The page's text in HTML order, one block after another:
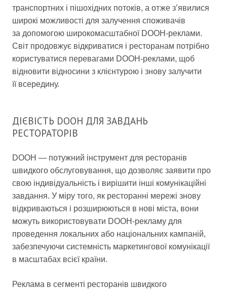
транспортних і пішохідних потоків, а отже з’явилися
широкі можливості для залучення споживачів
за допомогою широкомасштабної DOOH-реклами.
Світ продовжує відкриватися і ресторанам потрібно
користуватися перевагами DOOH-реклами, щоб
відновити відносини з клієнтурою і знову залучити
її всередину.
ДІЄВІСТЬ DOOH ДЛЯ ЗАВДАНЬ
РЕСТОРАТОРІВ
DOOH — потужний інструмент для ресторанів
швидкого обслуговування, що дозволяє заявити про
свою індивідуальність і вирішити інші комунікаційні
завдання. У міру того, як ресторанні мережі знову
відкриваються і розширюються в нові міста, вони
можуть використовувати DOOH-рекламу для
проведення локальних або національних кампаній,
забезпечуючи системність маркетингової комунікації
в масштабах всієї країни.
Реклама в сегменті ресторанів швидкого